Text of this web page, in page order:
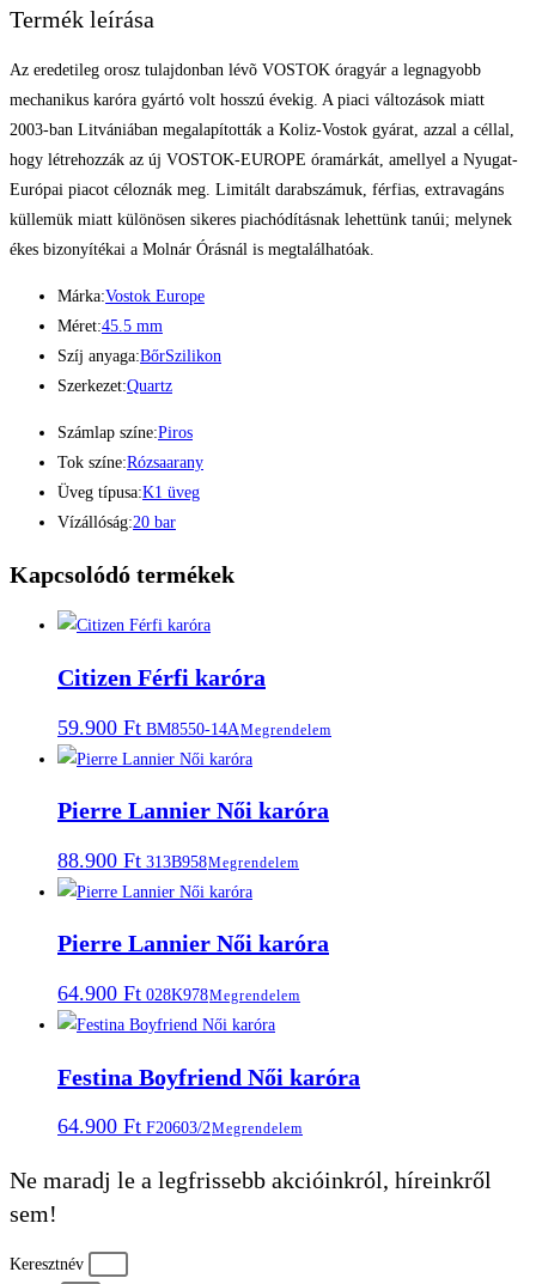
Termék leírása
Az eredetileg orosz tulajdonban lévõ VOSTOK óragyár a legnagyobb
mechanikus karóra gyártó volt hosszú évekig. A piaci változások miatt
2003-ban Litvániában megalapították a Koliz-Vostok gyárat, azzal a céllal,
hogy létrehozzák az új VOSTOK-EUROPE óramárkát, amellyel a Nyugat-
Európai piacot céloznák meg. Limitált darabszámuk, férfias, extravagáns
küllemük miatt különösen sikeres piachódításnak lehettünk tanúi; melynek
ékes bizonyítékai a Molnár Órásnál is megtalálhatóak.
Márka:Vostok Europe
Méret:45.5 mm
Szíj anyaga:BőrSzilikon
Szerkezet:Quartz
Számlap színe:Piros
Tok színe:Rózsaarany
Üveg típusa:K1 üveg
Vízállóság:20 bar
Kapcsolódó termékek
Citizen Férfi karóra
59.900 Ft BM8550-14AMegrendelem
Pierre Lannier Női karóra
88.900 Ft 313B958Megrendelem
Pierre Lannier Női karóra
64.900 Ft 028K978Megrendelem
Festina Boyfriend Női karóra
64.900 Ft F20603/2Megrendelem
Ne maradj le a legfrissebb akcióinkról, híreinkről
sem!
Keresztnév